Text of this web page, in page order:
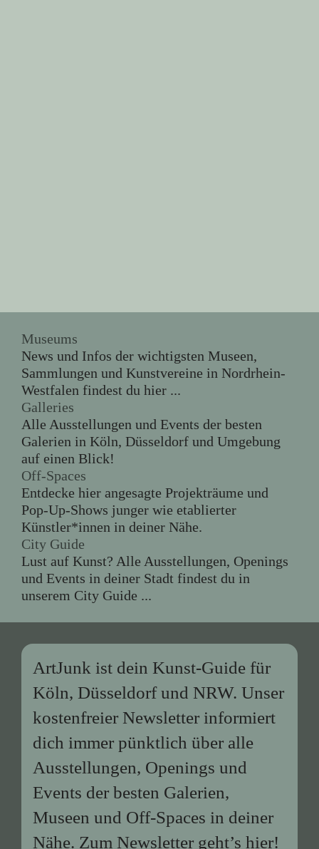
Museums
News und Infos der wichtigsten Museen,
Sammlungen und Kunstvereine in Nordrhein-
Westfalen findest du hier ...
Galleries
Alle Ausstellungen und Events der besten
Galerien in Köln, Düsseldorf und Umgebung
auf einen Blick!
Off-Spaces
Entdecke hier angesagte Projekträume und
Pop-Up-Shows junger wie etablierter
Künstler*innen in deiner Nähe.
City Guide
Lust auf Kunst? Alle Ausstellungen, Openings
und Events in deiner Stadt findest du in
unserem City Guide ...
ArtJunk ist dein Kunst-Guide für
Köln, Düsseldorf und NRW. Unser
kostenfreier Newsletter informiert
dich immer pünktlich über alle
Ausstellungen, Openings und
Events der besten Galerien,
Museen und Off-Spaces in deiner
Nähe. Zum Newsletter geht’s hier!